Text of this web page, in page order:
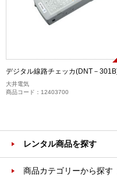
デジタル線路チェッカ(DNT－
大井電気
商品コード：12403700
レンタル商品を探す
商品カテゴリーから探す